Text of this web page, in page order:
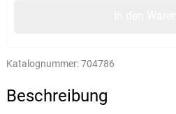
Katalognummer:704786
Beschreibung